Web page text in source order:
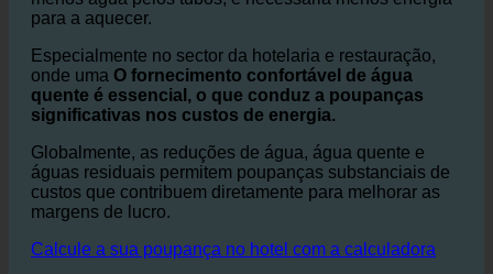
Para além da poupança direta de água, oa procura
de água quente também diminui
menos água pelos tubos, é necessária menos energia
para a aquecer.
Especialmente no sector da hotelaria e restauração,
onde uma O fornecimento confortável de água
quente é essencial, o que conduz a poupanças
significativas nos custos de energia.
Globalmente, as reduções de água, água quente e
águas residuais permitem poupanças substanciais de
custos que contribuem diretamente para melhorar as
margens de lucro.